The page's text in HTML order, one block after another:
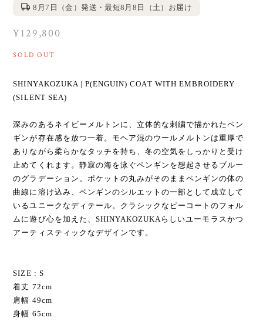
8月7日（金）発送・最短8月8日（土）お届け
¥129,800
SOLD OUT
SHINYAKOZUKA | P(ENGUIN) COAT WITH EMBROIDERY
(SILENT SEA)
深みのあるネイビーメルトンに、立体的な刺繍で描かれたペン
ギンが存在感を放つ一着。モヘア混のウールメルトンは重厚で
ありながら柔らかなタッチを持ち、冬の空気をしっかりと受け
止めてくれます。静寂の海を泳ぐペンギンを想起させるブルー
のグラデーション。ポケットの丸みがそのままペンギンの体の
曲線に溶け込み、ペンギンのシルエットの一部として成立して
いるユニークなディテール。クラシックなピーコートのフォル
ムに遊び心を加えた、SHINYAKOZUKAらしいユーモラスかつ
アーティスティックなデザインです。
SIZE : S
着丈 72cm
肩幅 49cm
身幅 65cm